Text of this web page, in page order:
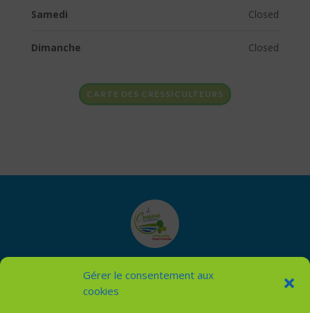
Gérer le consentement aux
cookies
Samedi Closed
Dimanche Closed
CARTE DES CRESSICULTEURS
Cresson de Méréville
Marque déposée